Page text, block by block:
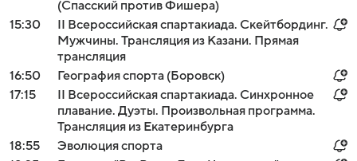
(Спасский против Фишера)
15:30
II Всероссийская спартакиада. Скейтбординг.
Мужчины. Трансляция из Казани. Прямая
трансляция
16:50
География спорта (Боровск)
17:15
II Всероссийская спартакиада. Синхронное
плавание. Дуэты. Произвольная программа.
Трансляция из Екатеринбурга
18:55
Эволюция спорта